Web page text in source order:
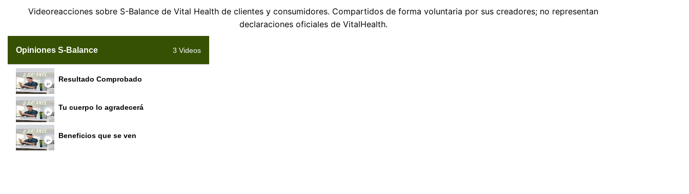
Videoreacciones sobre S-Balance de Vital Health de clientes y consumidores. Compartidos de forma voluntaria por sus creadores; no representan
declaraciones oficiales de VitalHealth.
Opiniones S-Balance 3 Videos
Resultado Comprobado
Tu cuerpo lo agradecerá
Beneficios que se ven